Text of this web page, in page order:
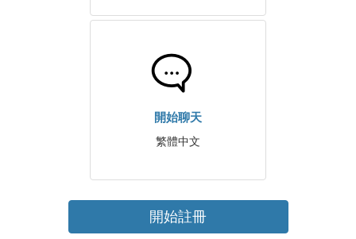
開始聊天
繁體中文
開始註冊